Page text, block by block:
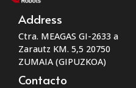
Address
Ctra. MEAGAS GI-2633 a
Zarautz KM. 5,5 20750
ZUMAIA (GIPUZKOA)
Contacto